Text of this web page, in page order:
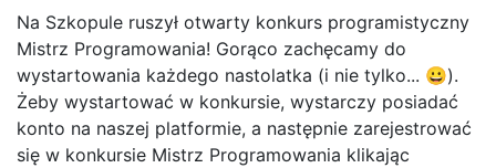
Na Szkopule ruszył otwarty konkurs programistyczny
Mistrz Programowania! Gorąco zachęcamy do
wystartowania każdego nastolatka (i nie tylko... 😀).
Żeby wystartować w konkursie, wystarczy posiadać
konto na naszej platformie, a następnie zarejestrować
się w konkursie Mistrz Programowania klikając